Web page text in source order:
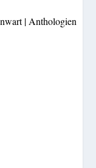
| Anthologien